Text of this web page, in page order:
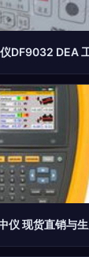
仪 现货直销与